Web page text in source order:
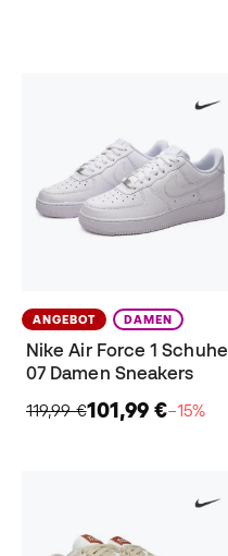
ANGEBOT DAMEN
Nike Air Force 1 Schuhe
07 Damen Sneakers
119,99 €101,99 €−15%